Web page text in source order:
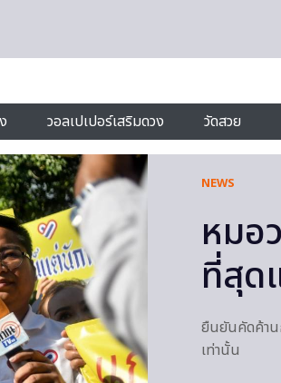
วอลเปเปอร์เสริมดวง วัดสวย
NEWS
หมอ
ที่สุด
ยืนยันคัดค้าน
เท่านั้น